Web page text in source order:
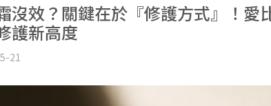
沒效？關鍵在於『修護方式』！愛
護新高度
21